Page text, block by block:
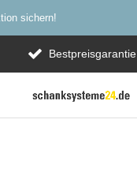
Bestpreisgarantie
sichern!